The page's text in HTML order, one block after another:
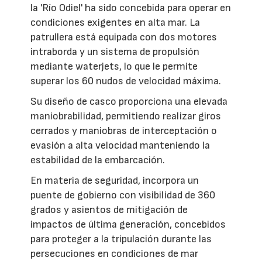
la 'Río Odiel' ha sido concebida para operar en
condiciones exigentes en alta mar. La
patrullera está equipada con dos motores
intraborda y un sistema de propulsión
mediante waterjets, lo que le permite
superar los 60 nudos de velocidad máxima.
Su diseño de casco proporciona una elevada
maniobrabilidad, permitiendo realizar giros
cerrados y maniobras de interceptación o
evasión a alta velocidad manteniendo la
estabilidad de la embarcación.
En materia de seguridad, incorpora un
puente de gobierno con visibilidad de 360
grados y asientos de mitigación de
impactos de última generación, concebidos
para proteger a la tripulación durante las
persecuciones en condiciones de mar